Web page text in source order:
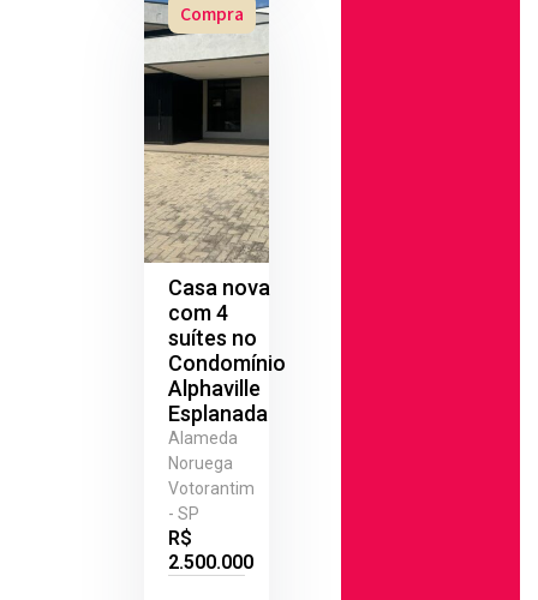
Compra
Casa nova
com 4
suítes no
Condomínio
Alphaville
Esplanada
Alameda
Noruega
Votorantim
- SP
R$
2.500.000